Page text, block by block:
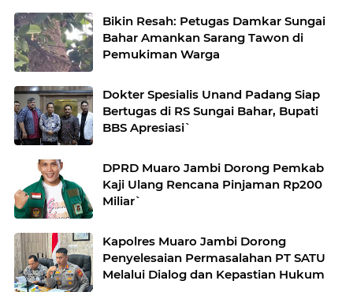
Bikin Resah: Petugas Damkar Sungai
Bahar Amankan Sarang Tawon di
Pemukiman Warga
Dokter Spesialis Unand Padang Siap
Bertugas di RS Sungai Bahar, Bupati
BBS Apresiasi`
DPRD Muaro Jambi Dorong Pemkab
Kaji Ulang Rencana Pinjaman Rp200
Miliar`
Kapolres Muaro Jambi Dorong
Penyelesaian Permasalahan PT SATU
Melalui Dialog dan Kepastian Hukum